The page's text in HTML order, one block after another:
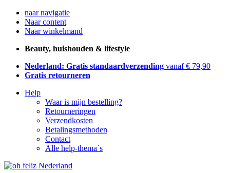
naar navigatie
Naar content
Naar winkelmand
Beauty, huishouden & lifestyle
Nederland: Gratis standaardverzending vanaf € 79,90
Gratis retourneren
Help
Waar is mijn bestelling?
Retourneringen
Verzendkosten
Betalingsmethoden
Contact
Alle help-thema`s